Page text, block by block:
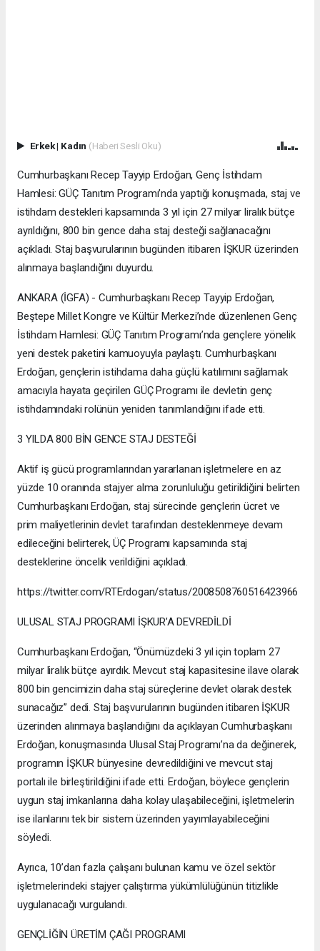
Erkek| Kadın (Haberi Sesli Oku)
Cumhurbaşkanı Recep Tayyip Erdoğan, Genç İstihdam
Hamlesi: GÜÇ Tanıtım Programı’nda yaptığı konuşmada, staj ve
istihdam destekleri kapsamında 3 yıl için 27 milyar liralık bütçe
ayrıldığını, 800 bin gence daha staj desteği sağlanacağını
açıkladı. Staj başvurularının bugünden itibaren İŞKUR üzerinden
alınmaya başlandığını duyurdu.
ANKARA (İGFA) - Cumhurbaşkanı Recep Tayyip Erdoğan,
Beştepe Millet Kongre ve Kültür Merkezi’nde düzenlenen Genç
İstihdam Hamlesi: GÜÇ Tanıtım Programı’nda gençlere yönelik
yeni destek paketini kamuoyuyla paylaştı. Cumhurbaşkanı
Erdoğan, gençlerin istihdama daha güçlü katılımını sağlamak
amacıyla hayata geçirilen GÜÇ Programı ile devletin genç
istihdamındaki rolünün yeniden tanımlandığını ifade etti.
3 YILDA 800 BİN GENCE STAJ DESTEĞİ
Aktif iş gücü programlarından yararlanan işletmelere en az
yüzde 10 oranında stajyer alma zorunluluğu getirildiğini belirten
Cumhurbaşkanı Erdoğan, staj sürecinde gençlerin ücret ve
prim maliyetlerinin devlet tarafından desteklenmeye devam
edileceğini belirterek, ÜÇ Programı kapsamında staj
desteklerine öncelik verildiğini açıkladı.
https://twitter.com/RTErdogan/status/2008508760516423966
ULUSAL STAJ PROGRAMI İŞKUR’A DEVREDİLDİ
Cumhurbaşkanı Erdoğan, “Önümüzdeki 3 yıl için toplam 27
milyar liralık bütçe ayırdık. Mevcut staj kapasitesine ilave olarak
800 bin gencimizin daha staj süreçlerine devlet olarak destek
sunacağız” dedi. Staj başvurularının bugünden itibaren İŞKUR
üzerinden alınmaya başlandığını da açıklayan Cumhurbaşkanı
Erdoğan, konuşmasında Ulusal Staj Programı’na da değinerek,
programın İŞKUR bünyesine devredildiğini ve mevcut staj
portalı ile birleştirildiğini ifade etti. Erdoğan, böylece gençlerin
uygun staj imkanlarına daha kolay ulaşabileceğini, işletmelerin
ise ilanlarını tek bir sistem üzerinden yayımlayabileceğini
söyledi.
Ayrıca, 10’dan fazla çalışanı bulunan kamu ve özel sektör
işletmelerindeki stajyer çalıştırma yükümlülüğünün titizlikle
uygulanacağı vurgulandı.
GENÇLİĞİN ÜRETİM ÇAĞI PROGRAMI